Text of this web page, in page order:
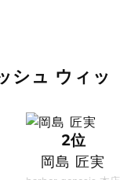
シュ ウィッ
2位
岡島 匠実